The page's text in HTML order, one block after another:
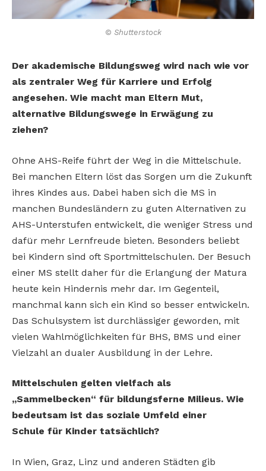
© Shutterstock
Der akademische Bildungsweg wird nach wie vor
als zentraler Weg für Karriere und Erfolg
angesehen. Wie macht man Eltern Mut,
alternative Bildungswege in Erwägung zu
ziehen?
Ohne AHS-Reife führt der Weg in die Mittelschule.
Bei manchen Eltern löst das Sorgen um die Zukunft
ihres Kindes aus. Dabei haben sich die MS in
manchen Bundesländern zu guten Alternativen zu
AHS-Unterstufen entwickelt, die weniger Stress und
dafür mehr Lernfreude bieten. Besonders beliebt
bei Kindern sind oft Sportmittelschulen. Der Besuch
einer MS stellt daher für die Erlangung der Matura
heute kein Hindernis mehr dar. Im Gegenteil,
manchmal kann sich ein Kind so besser entwickeln.
Das Schulsystem ist durchlässiger geworden, mit
vielen Wahlmöglichkeiten für BHS, BMS und einer
Vielzahl an dualer Ausbildung in der Lehre.
Mittelschulen gelten vielfach als
„Sammelbecken“ für bildungsferne Milieus. Wie
bedeutsam ist das soziale Umfeld einer
Schule für Kinder tatsächlich?
In Wien, Graz, Linz und anderen Städten gib